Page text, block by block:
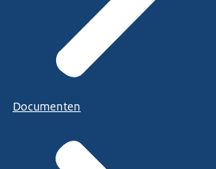
Documenten